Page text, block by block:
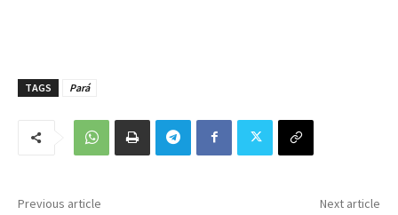
TAGS Pará
Previous article Next article